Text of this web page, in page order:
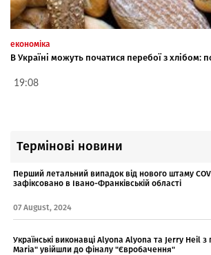
економіка
В Україні можуть початися перебої з хлібом:
19:08
Термінові новини
Перший летальний випадок від нового штаму
зафіксовано в Івано-Франківській області
07 August, 2024
Українські виконавці Alyona Аlyona та Jerry Heil
Maria" увійшли до фіналу "Євробачення"